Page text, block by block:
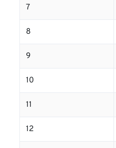
7
8
9
10
11
12